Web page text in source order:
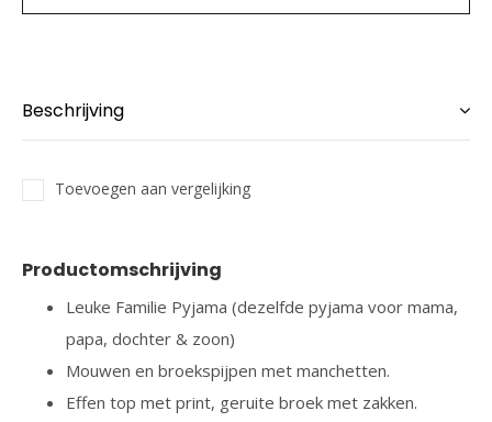
Beschrijving
Toevoegen aan vergelijking
Productomschrijving
Leuke Familie Pyjama (dezelfde pyjama voor mama,
papa, dochter & zoon)
Mouwen en broekspijpen met manchetten.
Effen top met print, geruite broek met zakken.